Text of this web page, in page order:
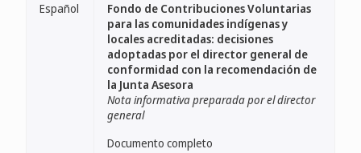
Español
Fondo de Contribuciones Voluntarias
para las comunidades indígenas y
locales acreditadas: decisiones
adoptadas por el director general de
conformidad con la recomendación de
la Junta Asesora
Nota informativa preparada por el director
general
Documento completo